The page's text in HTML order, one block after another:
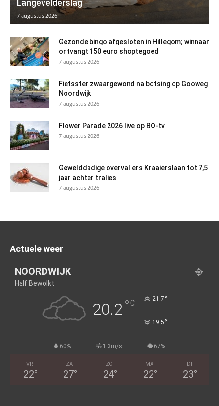
Langevelderslag
7 augustus 2026
Gezonde bingo afgesloten in Hillegom; winnaar
ontvangt 150 euro shoptegoed
7 augustus 2026
Fietsster zwaargewond na botsing op Gooweg
Noordwijk
7 augustus 2026
Flower Parade 2026 live op BO-tv
7 augustus 2026
Gewelddadige overvallers Kraaierslaan tot 7,5
jaar achter tralies
7 augustus 2026
Actuele weer
NOORDWIJK
Half Bewolkt
20.2°C 21.7°
19.5°
60% 1.3m/s 67%
VR
22°
ZA
27°
ZO
24°
MA
22°
DI
23°